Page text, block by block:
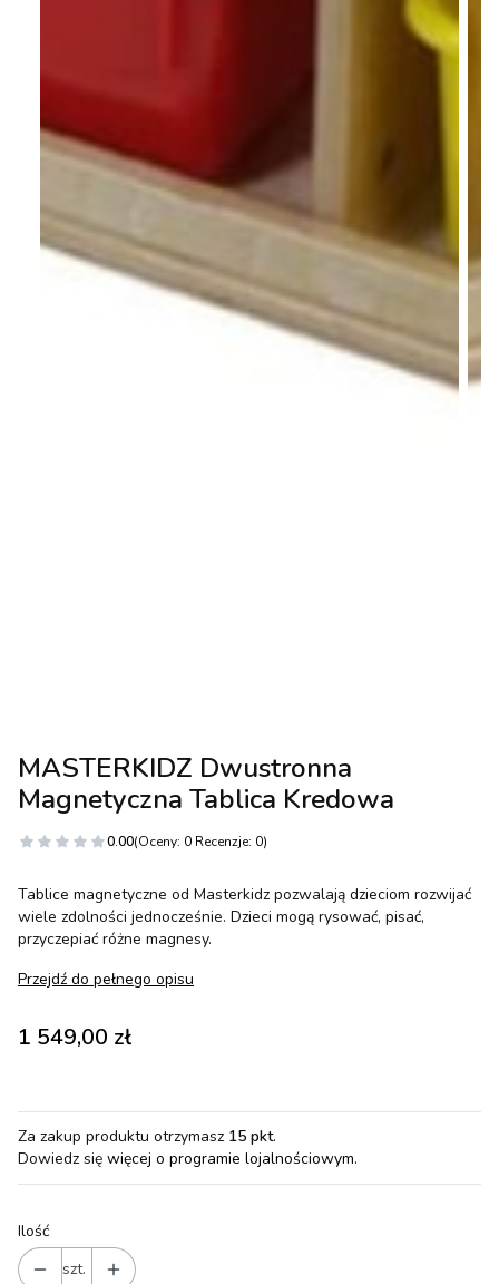
MASTERKIDZ Dwustronna
Magnetyczna Tablica Kredowa
0.00(Oceny: 0 Recenzje: 0)
Tablice magnetyczne od Masterkidz pozwalają dzieciom rozwijać
wiele zdolności jednocześnie. Dzieci mogą rysować, pisać,
przyczepiać różne magnesy.
Przejdź do pełnego opisu
Cena
1 549,00 zł
Za zakup produktu otrzymasz 15 pkt.
Dowiedz się więcej o programie lojalnościowym.
Ilość
szt.